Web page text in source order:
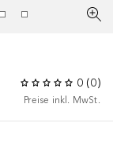
0 (0)
Preise inkl. MwSt.